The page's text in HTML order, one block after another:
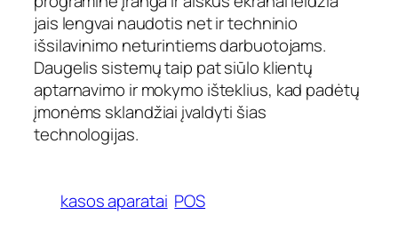
jais lengvai naudotis net ir techninio
išsilavinimo neturintiems darbuotojams.
Daugelis sistemų taip pat siūlo klientų
aptarnavimo ir mokymo išteklius, kad padėtų
įmonėms sklandžiai įvaldyti šias
technologijas.
kasos aparatai POS